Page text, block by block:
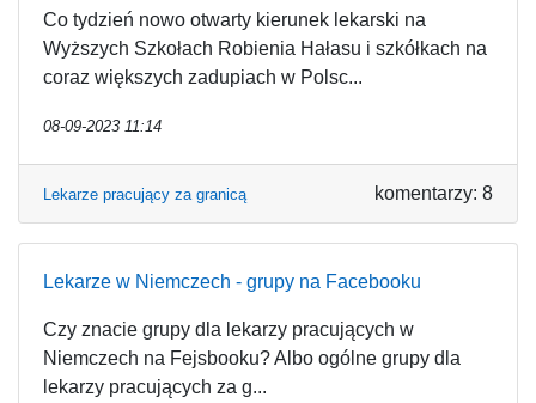
Co tydzień nowo otwarty kierunek lekarski na
Wyższych Szkołach Robienia Hałasu i szkółkach na
coraz większych zadupiach w Polsc...
08-09-2023 11:14
Lekarze pracujący za granicą komentarzy: 8
Lekarze w Niemczech - grupy na Facebooku
Czy znacie grupy dla lekarzy pracujących w
Niemczech na Fejsbooku? Albo ogólne grupy dla
lekarzy pracujących za g...